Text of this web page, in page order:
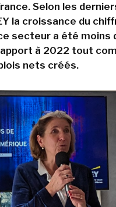
Selon les
la croissance du
secteur a été moins
à 2022 tout
nets créés.